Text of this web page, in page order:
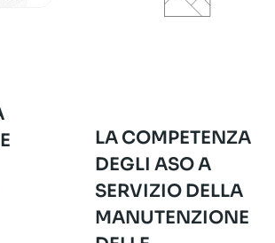
LA COMPETENZA
DEGLI ASO A
SERVIZIO DELLA
MANUTENZIONE